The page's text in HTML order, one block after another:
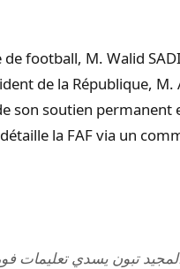
football, M. Walid
de la République, M.
son soutien permanent
la FAF via un